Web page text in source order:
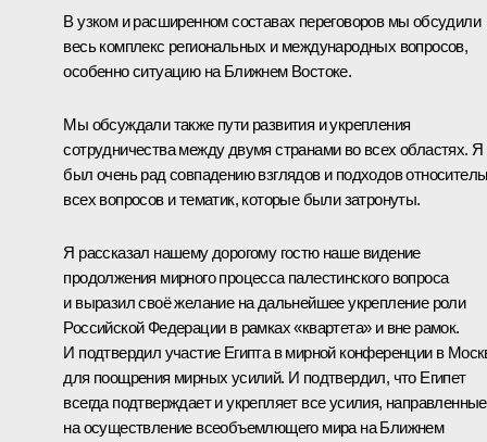
В узком и расширенном составах переговоров мы обсудили
весь комплекс региональных и международных вопросов,
особенно ситуацию на Ближнем Востоке.
Мы обсуждали также пути развития и укрепления
сотрудничества между двумя странами во всех областях. Я
был очень рад совпадению взглядов и подходов
всех вопросов и тематик, которые были затронуты.
Я рассказал нашему дорогому гостю наше видение
продолжения мирного процесса палестинского вопроса
и выразил своё желание на дальнейшее укрепление роли
Российской Федерации в рамках «квартета» и вне рамок.
И подтвердил участие Египта в мирной конференции в
для поощрения мирных усилий. И подтвердил, что Египет
всегда подтверждает и укрепляет все усилия, направленные
на осуществление всеобъемлющего мира на Ближнем